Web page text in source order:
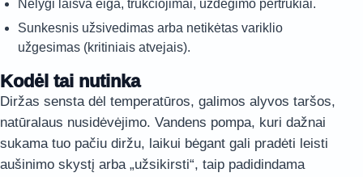
Nelygi laisva eiga, trūkčiojimai, uždegimo pertrūkiai.
Sunkesnis užsivedimas arba netikėtas variklio
užgesimas (kritiniais atvejais).
Kodėl tai nutinka
Diržas sensta dėl temperatūros, galimos alyvos taršos,
natūralaus nusidėvėjimo. Vandens pompa, kuri dažnai
sukama tuo pačiu diržu, laikui bėgant gali pradėti leisti
aušinimo skystį arba „užsikirsti“, taip padidindama